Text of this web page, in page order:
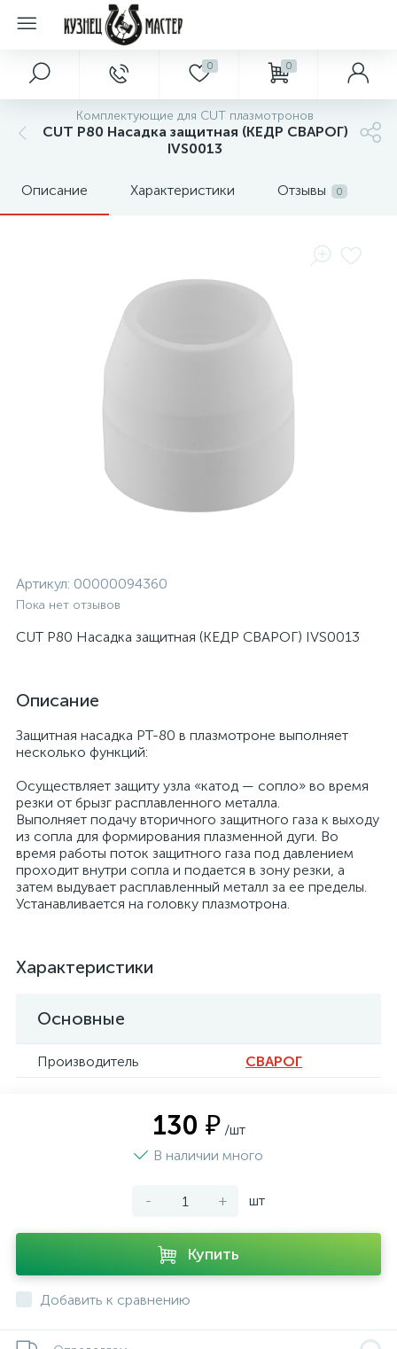
0 0
Комплектующие для CUT плазмотронов
CUT P80 Насадка защитная (КЕДР СВАРОГ)
IVS0013
Описание Характеристики Отзывы 0
Артикул: 00000094360
Пока нет отзывов
CUT P80 Насадка защитная (КЕДР СВАРОГ) IVS0013
Описание
Защитная насадка PT-80 в плазмотроне выполняет
несколько функций:
Осуществляет защиту узла «катод — сопло» во время
резки от брызг расплавленного металла.
Выполняет подачу вторичного защитного газа к выходу
из сопла для формирования плазменной дуги. Во
время работы поток защитного газа под давлением
проходит внутри сопла и подается в зону резки, а
затем выдувает расплавленный металл за ее пределы.
Устанавливается на головку плазмотрона.
Характеристики
Основные
Производитель СВАРОГ
130 ₽ /шт
В наличии много
- + шт
Купить
Добавить к сравнению